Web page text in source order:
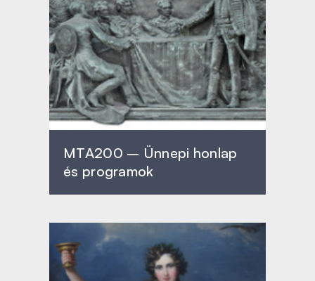
MTA200 – Ünnepi honlap
és programok